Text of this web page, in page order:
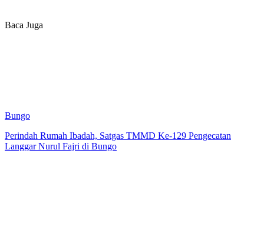
Baca Juga
Bungo
Perindah Rumah Ibadah, Satgas TMMD Ke-129 Pengecatan
Langgar Nurul Fajri di Bungo